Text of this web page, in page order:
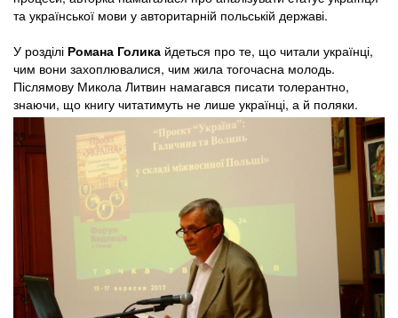
та української мови у авторитарній польській державі.
У розділі Романа Голика йдеться про те, що читали українці,
чим вони захоплювалися, чим жила тогочасна молодь.
Післямову Микола Литвин намагався писати толерантно,
знаючи, що книгу читатимуть не лише українці, а й поляки.